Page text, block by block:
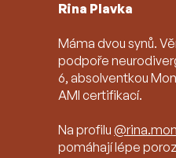
Rina Plavka
Máma dvou synů.
podpoře
6, absolventkou
AMI certifikací.
Na profilu
pomáhají lépe